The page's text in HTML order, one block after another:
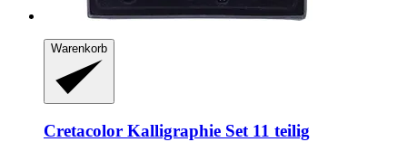
Warenkorb
Cretacolor Kalligraphie Set 11 teilig